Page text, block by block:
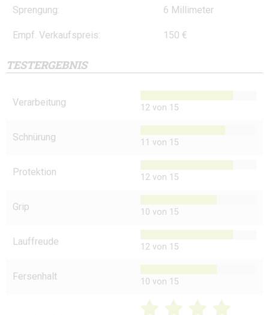
Sprengung: 6 Millimeter
Empf. Verkaufspreis: 150 €
TESTERGEBNIS
Verarbeitung 12 von 15
Schnürung 11 von 15
Protektion 12 von 15
Grip 10 von 15
Lauffreude 12 von 15
Fersenhalt 10 von 15